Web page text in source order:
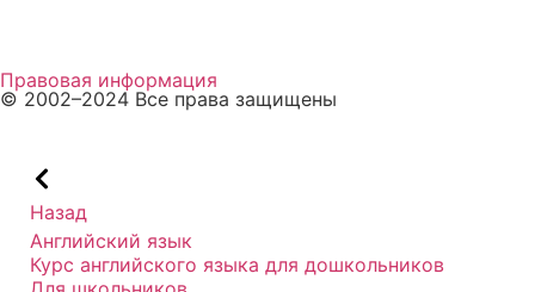
Правовая информация
© 2002–2024 Все права защищены
Назад
Английский язык
Курс английского языка для дошкольников